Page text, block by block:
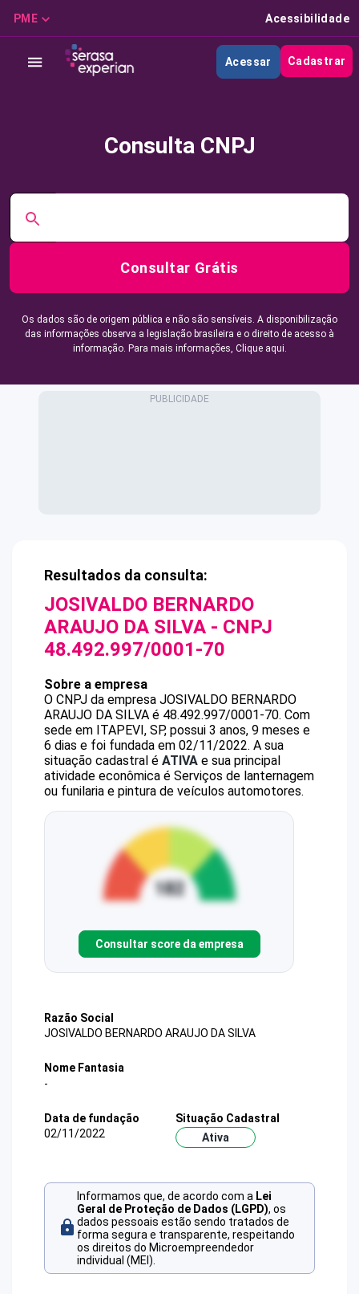
PME Acessibilidade
Acessar Cadastrar
Consulta CNPJ
Consultar Grátis
Os dados são de origem pública e não são sensíveis. A disponibilização
das informações observa a legislação brasileira e o direito de acesso à
informação. Para mais informações, Clique aqui.
Resultados da consulta:
JOSIVALDO BERNARDO
ARAUJO DA SILVA - CNPJ
48.492.997/0001-70
Sobre a empresa
O CNPJ da empresa JOSIVALDO BERNARDO
ARAUJO DA SILVA é 48.492.997/0001-70. Com
sede em ITAPEVI, SP, possui 3 anos, 9 meses e
6 dias e foi fundada em 02/11/2022. A sua
situação cadastral é ATIVA e sua principal
atividade econômica é Serviços de lanternagem
ou funilaria e pintura de veículos automotores.
Consultar score da empresa
Razão Social
JOSIVALDO BERNARDO ARAUJO DA SILVA
Nome Fantasia
-
Data de fundação
02/11/2022
Situação Cadastral
Ativa
Informamos que, de acordo com a Lei
Geral de Proteção de Dados (LGPD), os
dados pessoais estão sendo tratados de
forma segura e transparente, respeitando
os direitos do Microempreendedor
individual (MEI).